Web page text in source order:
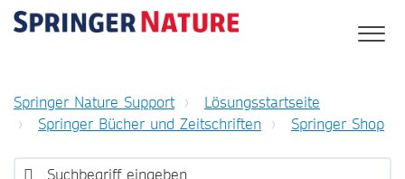
Springer Nature Support
Lösungsstartseite
Springer Bücher und Zeitschriften
Springer Shop